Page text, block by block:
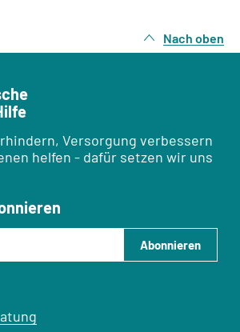
Nach oben
Versorgung verbessern
helfen - dafür setzen wir uns
Abonnieren